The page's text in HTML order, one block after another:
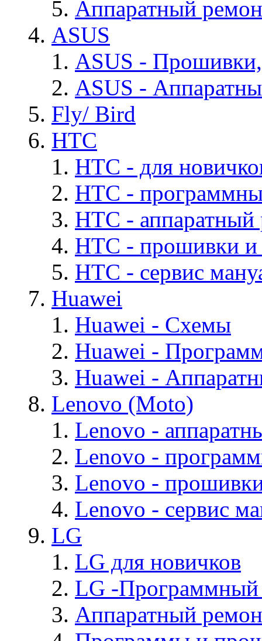
Аппаратный
ASUS
ASUS -
ASUS -
Fly/ Bird
HTC
HTC - для
HTC -
HTC - аппаратный
HTC - прошивки
HTC - cервис
Huawei
Huawei - Cхемы
Huawei -
Huawei -
Lenovo (Moto)
Lenovo -
Lenovo -
Lenovo -
Lenovo - cервис
LG
LG для новичков
LG -Программный
Аппаратный